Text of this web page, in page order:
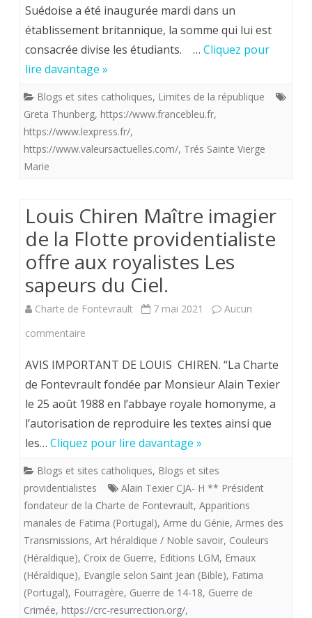
statue
de
Greta
des
remous
université
britannique
pendant
Vierge
Marie
sont
profanées
en
France.
Suédoise a été inaugurée mardi dans un
établissement britannique, la somme qui lui est
consacrée divise les étudiants. … Cliquez pour
lire davantage »
Blogs et sites catholiques, Limites de la république
Greta Thunberg, https://www.francebleu.fr,
https://www.lexpress.fr/,
https://www.valeursactuelles.com/, Trés Sainte Vierge
Marie
Louis Chiren Maître imagier
de la Flotte providentialiste
offre aux royalistes Les
sapeurs du Ciel.
Charte de Fontevrault 7 mai 2021
Aucun
commentaire
Chiren
Maître
imagier
Flotte
providentialiste
offre
aux
royalistes
AVIS IMPORTANT DE LOUIS CHIREN. “La Charte
de Fontevrault fondée par Monsieur Alain Texier
le 25 août 1988 en l’abbaye royale homonyme, a
l’autorisation de reproduire les textes ainsi que
les… Cliquez pour lire davantage »
Blogs et sites catholiques, Blogs et sites
providentialistes
Alain Texier CJA- H ** Président
fondateur de la Charte de Fontevrault, Apparitions
mariales de Fatima (Portugal), Arme du Génie, Armes des
Transmissions, Art héraldique / Noble savoir, Couleurs
(Héraldique), Croix de Guerre, Editions LGM, Emaux
(Héraldique), Evangile selon Saint Jean (Bible), Fatima
(Portugal), Fourragère, Guerre de 14-18, Guerre de
Crimée, https://crc-resurrection.org/,